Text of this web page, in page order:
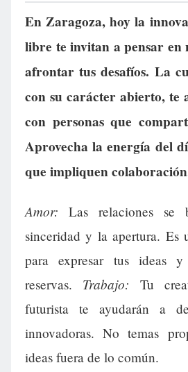
En Zaragoza, hoy la
libre te invitan a pensar en
afrontar tus desafíos. La
con su carácter abierto, te
con personas que
Aprovecha la energía del
que impliquen
Amor: Las relaciones se
sinceridad y la apertura. Es
para expresar tus ideas y
reservas. Trabajo: Tu
futurista te ayudarán a
innovadoras. No temas
ideas fuera de lo común.